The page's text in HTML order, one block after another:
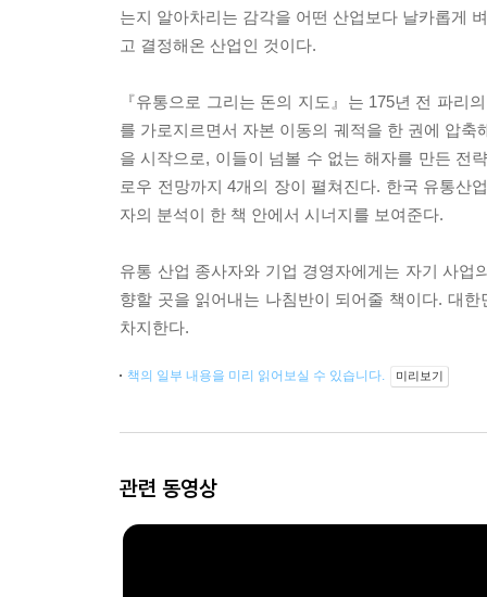
는지 알아차리는 감각을 어떤 산업보다 날카롭게
고 결정해온 산업인 것이다.
『유통으로 그리는 돈의 지도』는 175년 전 파리
를 가로지르면서 자본 이동의 궤적을 한 권에 압축
을 시작으로, 이들이 넘볼 수 없는 해자를 만든 전
로우 전망까지 4개의 장이 펼쳐진다. 한국 유통산
자의 분석이 한 책 안에서 시너지를 보여준다.
유통 산업 종사자와 기업 경영자에게는 자기 사
향할 곳을 읽어내는 나침반이 되어줄 책이다. 대
차지한다.
책의 일부 내용을 미리 읽어보실 수 있습니다. 미리보기
관련 동영상